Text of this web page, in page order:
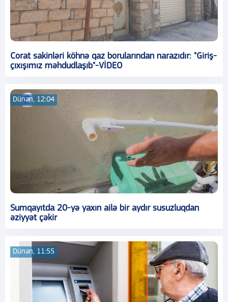
Corat sakinləri köhnə qaz borularından narazıdır: "Giriş-
çıxışımız məhdudlaşıb"-VİDEO
Dünən, 12:04
Sumqayıtda 20-yə yaxın ailə bir aydır susuzluqdan
əziyyət çəkir
Dünən, 11:55